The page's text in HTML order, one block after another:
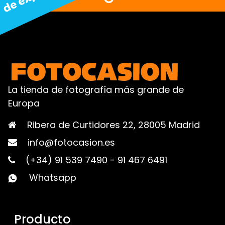
La tienda de fotografía más grande de
Europa
Ribera de Curtidores 22, 28005 Madrid
info@fotocasion.es
(+34) 91 539 7490 - 91 467 6491
Whatsapp
Producto